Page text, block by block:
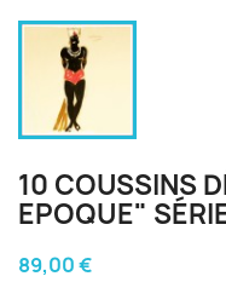
10 COUSSINS
EPOQUE"
89,00 €